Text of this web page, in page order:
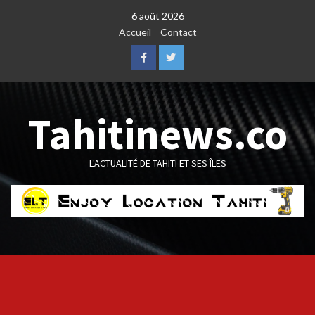
6 août 2026
Accueil
Contact
FacebookTwitter
Tahitinews.co
L'ACTUALITÉ DE TAHITI ET SES ÎLES